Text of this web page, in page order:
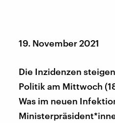
19. November 2021
Die Inzidenzen
Politik am Mittwoch
Was im neuen